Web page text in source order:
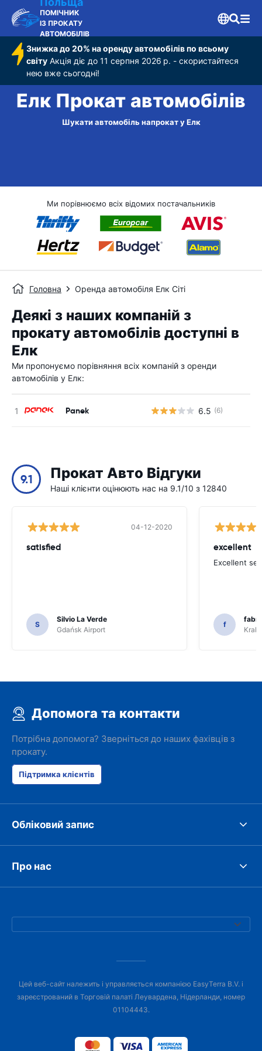
ПОМІЧНИК
ІЗ ПРОКАТУ
АВТОМОБІЛІВ
Знижка до 20% на оренду автомобілів по всьому
світу Акція діє до 11 серпня 2026 р. - скористайтеся
нею вже сьогодні!
Елк Прокат автомобілів
Шукати автомобіль напрокат у Елк
Ми порівнюємо всіх відомих постачальників
Головна Оренда автомобіля Елк Сіті
Деякі з наших компаній з
прокату автомобілів доступні в
Елк
Ми пропонуємо порівняння всіх компаній з оренди
автомобілів у Елк:
Panek 6.5 (6)
9.1 Прокат Авто Відгуки
Наші клієнти оцінюють нас на 9.1/10 з 12840
04-12-2020
satisfied
S
Silvio La Verde
Gdańsk Airport
excellent
Excellent
f
Допомога та контакти
Потрібна допомога? Зверніться до наших фахівців з
прокату.
Підтримка клієнтів
Обліковий запис
Про нас
Цей веб-сайт належить і управляється компанією EasyTerra B.V. і
зареєстрований в Торговій палаті Леувардена, Нідерланди, номер
01104443.